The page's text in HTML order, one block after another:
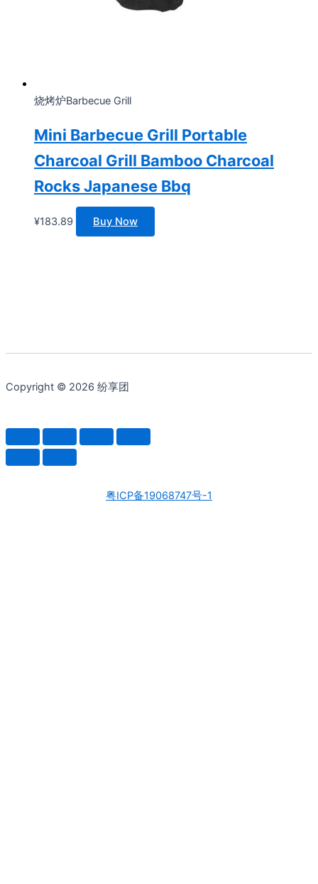
烧烤炉Barbecue Grill
Mini Barbecue Grill Portable
Charcoal Grill Bamboo Charcoal
Rocks Japanese Bbq
¥183.89 Buy Now
Copyright © 2026 纷享团
粤ICP备19068747号-1